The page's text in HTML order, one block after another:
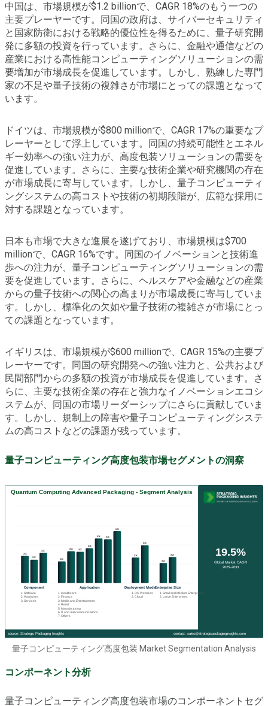
中国は、市場規模が$1.2 billionで、CAGR 18%のもう一つの
主要プレーヤーです。同国の政府は、サイバーセキュリティ
と国家防衛における戦略的優位性を得るために、量子研究開
発に多額の投資を行っています。さらに、金融や通信などの
産業における高性能コンピューティングソリューションの需
要増加が市場成長を促進しています。しかし、熟練した専門
家の不足や量子技術の複雑さが市場にとっての課題となって
います。
ドイツは、市場規模が$800 millionで、CAGR 17%の重要なプ
レーヤーとして浮上しています。同国の持続可能性とエネル
ギー効率への強い注力が、高度包装ソリューションの需要を
促進しています。さらに、主要な技術企業や研究機関の存在
が市場成長に寄与しています。しかし、量子コンピューティ
ングシステムの高コストや技術の初期段階が、広範な採用に
対する課題となっています。
日本も市場で大きな進展を遂げており、市場規模は$700
millionで、CAGR 16%です。同国のイノベーションと技術進
歩への注力が、量子コンピューティングソリューションの需
要を促進しています。さらに、ヘルスケアや金融などの産業
からの量子技術への関心の高まりが市場成長に寄与していま
す。しかし、標準化の欠如や量子技術の複雑さが市場にとっ
ての課題となっています。
イギリスは、市場規模が$600 millionで、CAGR 15%の主要プ
レーヤーです。同国の研究開発への強い注力と、公共および
民間部門からの多額の投資が市場成長を促進しています。さ
らに、主要な技術企業の存在と強力なイノベーションエコシ
ステムが、同国の市場リーダーシップにさらに貢献していま
す。しかし、規制上の障害や量子コンピューティングシステ
ムの高コストなどの課題が残っています。
量子コンピューティング高度包装市場セグメントの洞察
量子コンピューティング高度包装 Market Segmentation Analysis
コンポーネント分析
量子コンピューティング高度包装市場のコンポーネントセグ